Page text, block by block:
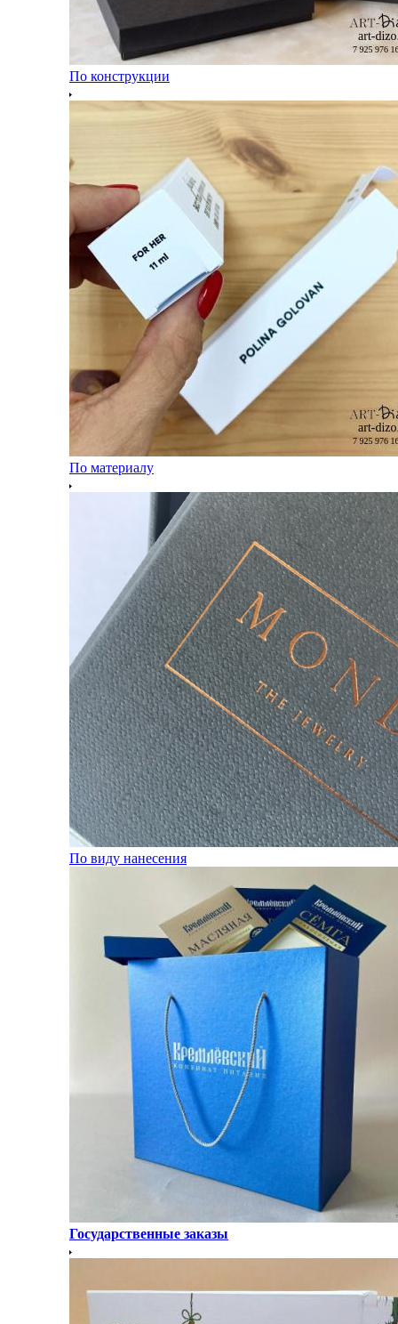
По конструкции
По материалу
По виду нанесения
Государственные заказы